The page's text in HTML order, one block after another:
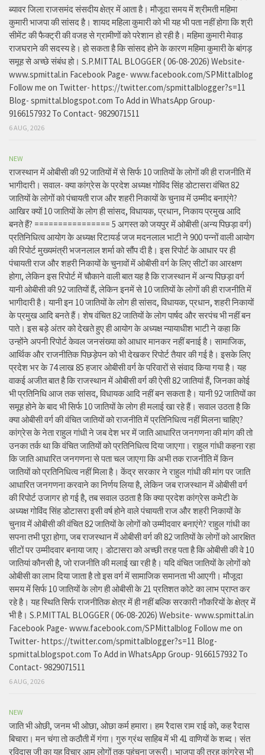
ब्यावर जिला राजसमंद संसदीय क्षेत्र में आता है। मौजूदा समय में श्रीमती महिमा
कुमारी भाजपा की सांसद है। शायद महिला कुमारी को भी यह भी पता नहीं होगा कि श्री
सीमेंट की फैक्ट्री की वजह से ग्रामीणों को परेशान हो रही है। महिमा कुमारी मेवाड़
राजघराने की सदस्य हे। हो सकता है कि सांसद होने के कारण महिमा कुमारी के बांगड़
समूह से अच्छे संबंध हो। S.P.MITTAL BLOGGER ( 06-08-2026) Website-
www.spmittal.in Facebook Page- www.facebook.com/SPMittalblog
Follow me on Twitter- https://twitter.com/spmittalblogger?s=11
Blog- spmittal.blogspot.com To Add in WhatsApp Group-
9166157932 To Contact- 9829071511
6 AUG, 2026
NEW
राजस्थान में ओबीसी की 92 जातियों में से सिर्फ 10 जातियों के लोगों की ही राजनीति में
भागीदारी। सवाल- क्या कांग्रेस के प्रदेश अध्यक्ष गोविंद सिंह डोटासरा वंचित 82
जातियों के लोगों को पंचायती राज और शहरी निकायों के चुनाव में उम्मीद बनाएंगे?
आखिर क्यों 10 जातियों के लोग ही सांसद, विधायक, प्रधान, निकाय प्रमुख आदि
बनते हैं? ================ 5 अगस्त को जयपुर में ओबीसी (अन्य पिछड़ा वर्ग)
प्रतिनिधित्व आयोग के अध्यक्ष रिटायर्ड जज मदनलाल भाटी ने 900 पन्नों वाली आयोग
की रिपोर्ट मुख्यमंत्री भजनलाल शर्मा को सौंप दी है। इस रिपोर्ट के आधार पर ही
पंचायती राज और शहरी निकायों के चुनावों में ओबीसी वर्ग के लिए सीटों का आरक्षण
होगा, लेकिन इस रिपोर्ट में चौकाने वाली बात यह है कि राजस्थान में अन्य पिछड़ा वर्ग
यानी ओबीसी की 92 जातियों हैं, लेकिन इनमें से 10 जातियों के लोगों की ही राजनीति में
भागीदारी है। यानी इन 10 जातियों के लोग ही सांसद, विधायक, प्रधान, शहरी निकायों
के प्रमुख आदि बनते हैं। शेष वंचित 82 जातियों के लोग पार्षद और सरपंच भी नहीं बन
पाते। इस बड़े अंतर को देखते हुए ही आयोग के अध्यक्ष न्यायाधीश भाटी ने कहा कि
उन्होंने अपनी रिपोर्ट केवल जनसंख्या को आधार मानकर नहीं बनाई है। सामाजिक,
आर्थिक और राजनीतिक पिछड़ेपन को भी देखकर रिपोर्ट तैयार की गई है। इसके लिए
प्रदेश भर के 74 लाख 85 हजार ओबीसी वर्ग के परिवारों से संवाद किया गया है। यह
वाकई अजीत बात है कि राजस्थान में ओबीसी वर्ग की ऐसी 82 जातियां हैं, जिनका कोई
भी प्रतिनिधि आज तक सांसद, विधायक आदि नहीं बन सकता है। यानी 92 जातियों का
समूह होने के बाद भी सिर्फ 10 जातियों के लोग ही मलाई खा रहे हैं। सवाल उठता है कि
क्या ओबीसी वर्ग की वंचित जातियों को राजनीति में प्रतिनिधित्व नहीं मिलना चाहिए?
कांग्रेस के नेता राहुल गांधी ने जब देश भर में जाति आधारित जनगणना की मांग की तो
उनका तर्क था कि वंचित जातियों को प्रतिनिधित्व दिया जाएगा। राहुल गांधी कहना रहा
कि जाति आधारित जनगणना से पता चल जाएगा कि अभी तक राजनीति में किन
जातियों को प्रतिनिधित्व नहीं मिला है। केंद्र सरकार ने राहुल गांधी की मांग पर जाति
आधारित जनगणना करवाने का निर्णय लिया है, लेकिन जब राजस्थान में ओबीसी वर्ग
की रिपोर्ट उजागर हो गई है, तब सवाल उठता है कि क्या प्रदेश कांग्रेस कमेटी के
अध्यक्ष गोविंद सिंह डोटासरा इसी वर्ष होने वाले पंचायती राज और शहरी निकायों के
चुनाव में ओबीसी की वंचित 82 जातियों के लोगों को उम्मीदवार बनाएंगे? राहुल गांधी का
सपना तभी पूरा होगा, जब राजस्थान में ओबीसी वर्ग की 82 जातियों के लोगों को आरक्षित
सीटों पर उम्मीदवार बनाया जाए। डोटासरा को अच्छी तरह पता है कि ओबीसी की वे 10
जातियां कौनसी है, जो राजनीति की मलाई खा रही है। यदि वंचित जातियों के लोगों को
ओबीसी का लाभ दिया जाता है तो इस वर्ग में सामाजिक समानता भी आएगी। मौजूदा
समय में सिर्फ 10 जातियों के लोग ही ओबीसी के 21 प्रतिशत कोटे का लाभ प्राप्त कर
रहे है। यह स्थिति सिर्फ राजनीतिक क्षेत्र में ही नहीं बल्कि सरकारी नौकरियों के क्षेत्र में
भी है। S.P.MITTAL BLOGGER ( 06-08-2026) Website- www.spmittal.in
Facebook Page- www.facebook.com/SPMittalblog Follow me on
Twitter- https://twitter.com/spmittalblogger?s=11 Blog-
spmittal.blogspot.com To Add in WhatsApp Group- 9166157932 To
Contact- 9829071511
6 AUG, 2026
NEW
जाति भी ओछी, जनम भी ओछा, ओछा कर्म हमारा। हम रैदास राम राई को, कह रैदास
बिचारा। मन चंगा तो कठौती में गंगा। गुरु ग्रंथ साहिब में भी 41 वाणियों के शब्द। संत
रविदास जी का यह विचार आम लोगों तक पहुंचना जरूरी। भाजपा की तरह कांग्रेस भी